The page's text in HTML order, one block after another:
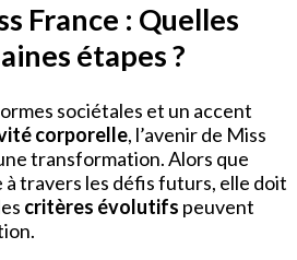
France : Quelles
étapes ?
sociétales et un accent
corporelle, l’avenir de Miss
transformation. Alors que
à travers les défis futurs, elle doit
critères évolutifs peuvent